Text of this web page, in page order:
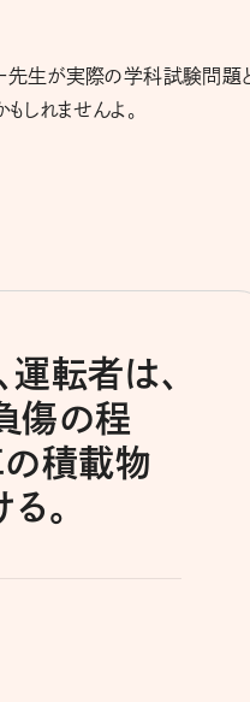
先生が実際の学科試験問題
しれませんよ。
転者は、
傷の程
の積載物
。